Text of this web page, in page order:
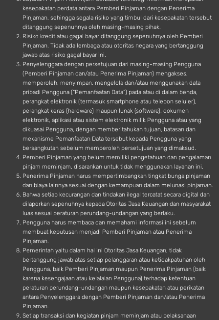
kesepakatan perdata antara Pemberi Pinjaman dengan Penerima
Pinjaman, sehingga segala risiko yang timbul dari kesepakatan tersebut
ditanggung sepenuhnya oleh masing-masing pihak.
Risiko kredit atau gagal bayar ditanggung sepenuhnya oleh Pemberi
Pinjaman. Tidak ada lembaga atau otoritas negara yang bertanggung
jawab atas risiko gagal bayar ini.
Penyelenggara dengan persetujuan dari masing-masing Pengguna
(Pemberi Pinjaman dan/atau Penerima Pinjaman) mengakses,
memperoleh, menyimpan, mengelola dan/atau menggunakan data
pribadi Pengguna (“Pemanfaatan Data”) pada atau di dalam benda,
perangkat elektronik (termasuk smartphone atau telepon seluler),
perangkat keras (hardware) maupun lunak (software), dokumen
elektronik, aplikasi atau sistem elektronik milik Pengguna atau yang
dikuasai Pengguna, dengan memberitahukan tujuan, batasan dan
mekanisme Pemanfaatan Data tersebut kepada Pengguna yang
bersangkutan sebelum memperoleh persetujuan yang dimaksud.
Pemberi Pinjaman yang belum memiliki pengetahuan dan pengalaman
pinjam meminjam, disarankan untuk tidak menggunakan layanan ini.
Penerima Pinjaman harus mempertimbangkan tingkat bunga pinjaman
dan biaya lainnya sesuai dengan kemampuan dalam melunasi pinjaman.
Bahwa setiap kecurangan dan tindakan ilegal tercatat secara digital dan
dilaporkan sepenuhnya kepada Otoritas Jasa Keuangan dan masyarakat
luas sesuai peraturan perundang-undangan yang berlaku.
Pengguna harus membaca dan memahami informasi ini sebelum
membuat keputusan menjadi Pemberi Pinjaman atau Penerima
Pinjaman.
Pemerintah yaitu dalam hal ini Otoritas Jasa Keuangan, tidak
bertanggung jawab atas setiap pelanggaran atau ketidakpatuhan oleh
Pengguna, baik Pemberi Pinjaman maupun Penerima Pinjaman (baik
karena kesengajaan atau kelalaian Pengguna) terhadap ketentuan
peraturan perundang-undangan maupun kesepakatan atau perikatan
antara Penyelenggara dengan Pemberi Pinjaman dan/atau Penerima
Pinjaman.
Setiap transaksi dan kegiatan pinjam meminjam atau pelaksanaan